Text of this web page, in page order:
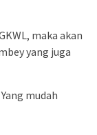
maka akan
yang juga
mudah